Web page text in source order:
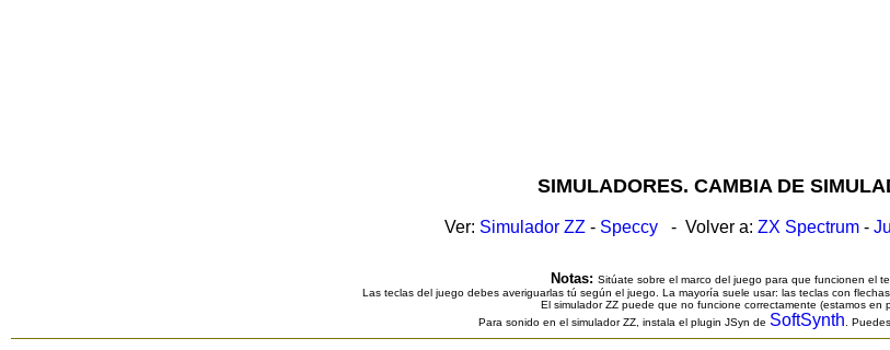
SIMULADORES. CAMBIA DE
Ver: Simulador ZZ - Speccy - Volver a: ZX Spectrum -
Notas: Sitúate sobre el marco del juego para que funcionen el
Las teclas del juego debes averiguarlas tú según el juego. La mayoría suele usar: las teclas con
El simulador ZZ puede que no funcione correctamente (estamos en
Para sonido en el simulador ZZ, instala el plugin JSyn de SoftSynth .